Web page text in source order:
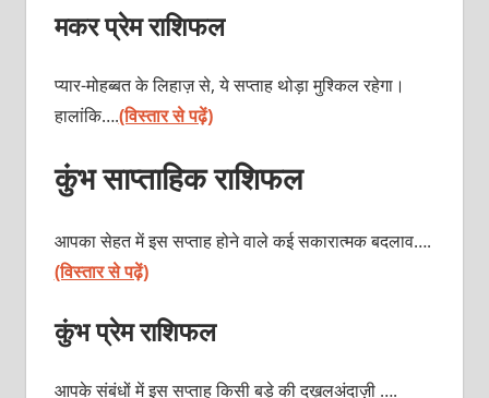
मकर प्रेम राशिफल
प्यार-मोहब्बत के लिहाज़ से, ये सप्ताह थोड़ा मुश्किल रहेगा।
हालांकि….(विस्तार से पढ़ें)
कुंभ साप्ताहिक राशिफल
आपका सेहत में इस सप्ताह होने वाले कई सकारात्मक बदलाव….
(विस्तार से पढ़ें)
कुंभ प्रेम राशिफल
आपके संबंधों में इस सप्ताह किसी बड़े की दख़लअंदाज़ी ….